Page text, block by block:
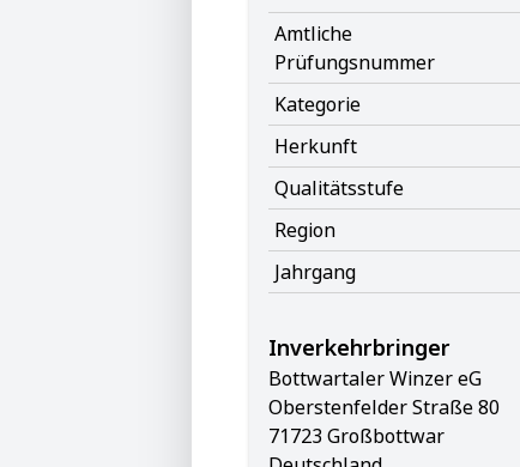
Amtliche
Prüfungsnummer
Kategorie
Herkunft
Qualitätsstufe
Region
Jahrgang
Inverkehrbringer
Bottwartaler Winzer eG
Oberstenfelder Straße 80
71723 Großbottwar